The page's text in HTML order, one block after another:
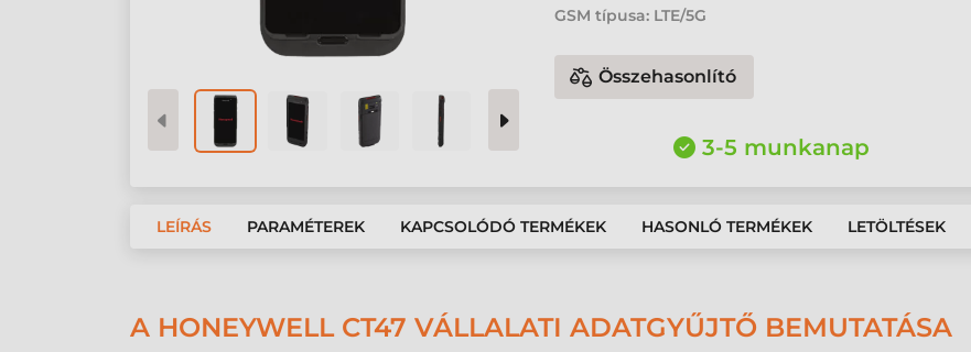
GSM típusa: LTE/5G
Összehasonlító
3-5 munkanap
LEÍRÁS PARAMÉTEREK KAPCSOLÓDÓ TERMÉKEK HASONLÓ TERMÉKEK LETÖLTÉSEK
A HONEYWELL CT47 VÁLLALATI ADATGYŰJTŐ BEMUTATÁSA